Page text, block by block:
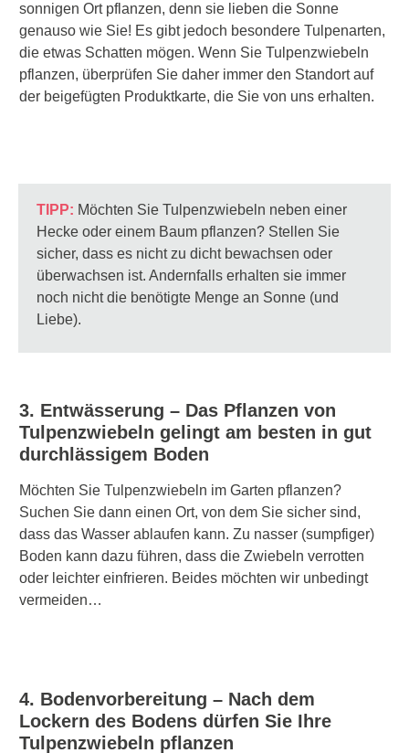
sonnigen Ort pflanzen, denn sie lieben die Sonne
genauso wie Sie! Es gibt jedoch besondere Tulpenarten,
die etwas Schatten mögen. Wenn Sie Tulpenzwiebeln
pflanzen, überprüfen Sie daher immer den Standort auf
der beigefügten Produktkarte, die Sie von uns erhalten.
TIPP: Möchten Sie Tulpenzwiebeln neben einer
Hecke oder einem Baum pflanzen? Stellen Sie
sicher, dass es nicht zu dicht bewachsen oder
überwachsen ist. Andernfalls erhalten sie immer
noch nicht die benötigte Menge an Sonne (und
Liebe).
3. Entwässerung – Das Pflanzen von
Tulpenzwiebeln gelingt am besten in gut
durchlässigem Boden
Möchten Sie Tulpenzwiebeln im Garten pflanzen?
Suchen Sie dann einen Ort, von dem Sie sicher sind,
dass das Wasser ablaufen kann. Zu nasser (sumpfiger)
Boden kann dazu führen, dass die Zwiebeln verrotten
oder leichter einfrieren. Beides möchten wir unbedingt
vermeiden…
4. Bodenvorbereitung – Nach dem
Lockern des Bodens dürfen Sie Ihre
Tulpenzwiebeln pflanzen